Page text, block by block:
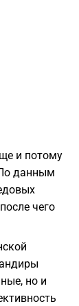
и потому
данным
чего
но и